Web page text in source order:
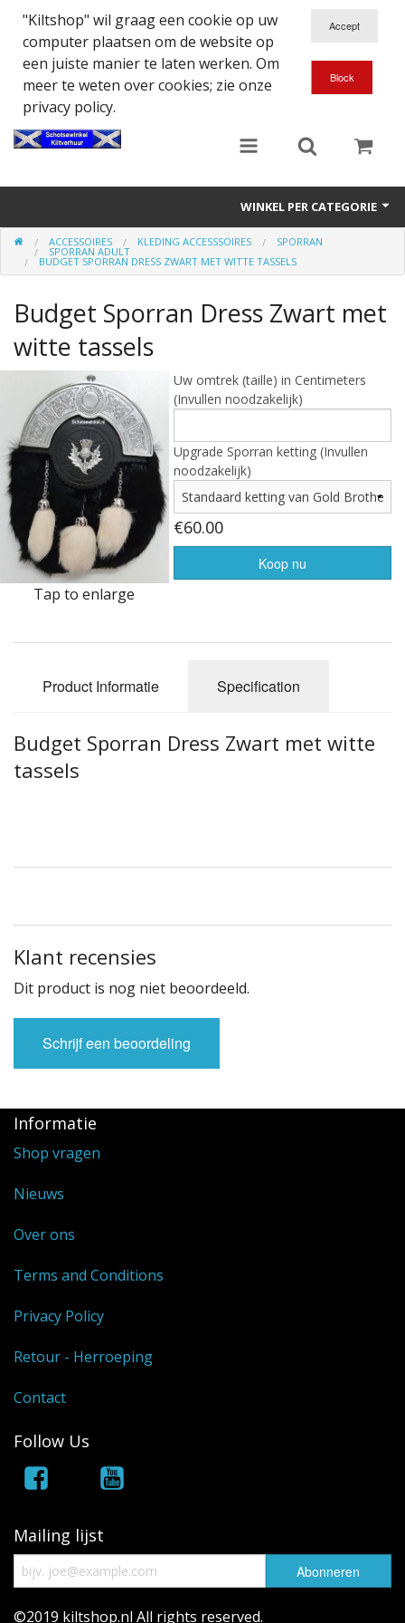
"Kiltshop" wil graag een cookie op uw
computer plaatsen om de website op
een juiste manier te laten werken. Om
meer te weten over cookies; zie onze
privacy policy.
WINKEL PER CATEGORIE
Accessoires
Eten en Drinken
Kilt - Kleding
Highland Titles
Verhuur
AFGEPRIJST - UITVERKOOP
ACCESSOIRES KLEDING ACCESSSOIRES SPORRAN
SPORRAN ADULT
BUDGET SPORRAN DRESS ZWART MET WITTE TASSELS
Budget Sporran Dress Zwart met
witte tassels
Tap to enlarge
Uw omtrek (taille) in Centimeters
(Invullen noodzakelijk)
Upgrade Sporran ketting (Invullen
noodzakelijk)
€60.00
Koop nu
Product Informatie Specification
Budget Sporran Dress Zwart met witte
tassels
Klant recensies
Dit product is nog niet beoordeeld.
Schrijf een beoordeling
Informatie
Shop vragen
Nieuws
Over ons
Terms and Conditions
Privacy Policy
Retour - Herroeping
Contact
Follow Us
Mailing lijst
©2019 kiltshop.nl All rights reserved.